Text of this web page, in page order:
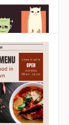
Verde